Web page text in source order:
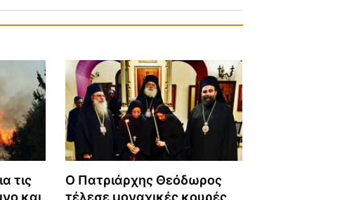
τις
και
Ο Πατριάρχης Θεόδωρος
τέλεσε μοναχικές κουρές